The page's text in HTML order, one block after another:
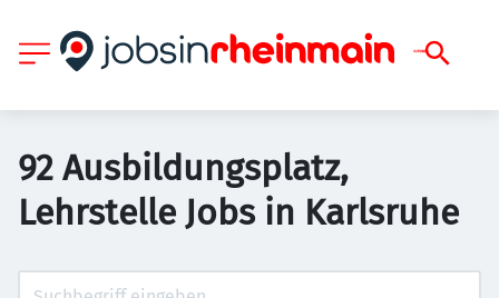
92 Ausbildungsplatz,
Lehrstelle Jobs in Karlsruhe